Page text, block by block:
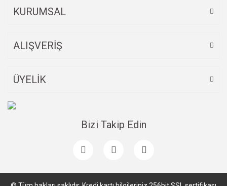
KURUMSAL
ALIŞVERİŞ
ÜYELİK
Bizi Takip Edin